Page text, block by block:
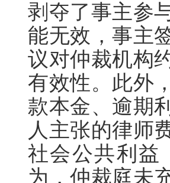
剥夺了事主参
能无效，事主
议对仲裁机构
有效性。此外
款本金、逾期
人主张的律师
社会公共利益
为，仲裁庭未